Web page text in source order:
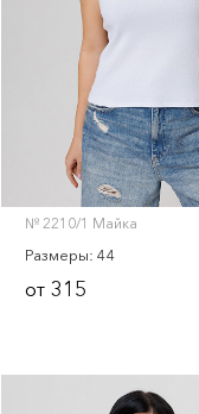
№ 2210/1 Майка
Размеры: 44
от315